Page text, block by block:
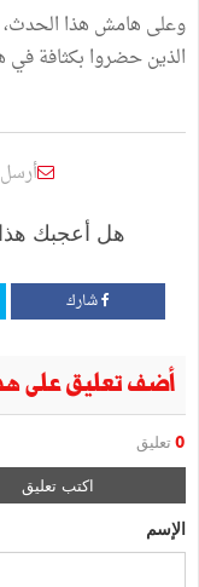
وعلى هامش هذا الحدث،
الذين حضروا بكثافة
هل أعجبك
شارك
أضف تعليق على
0 تعليق
اكتب تعليق
الإسم